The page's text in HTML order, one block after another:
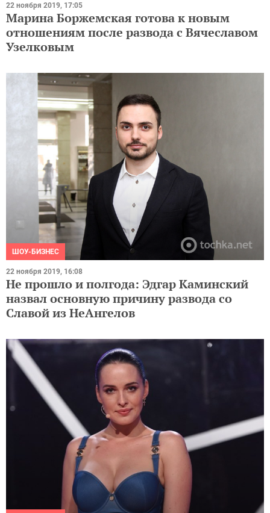
22 ноября 2019, 17:05
Марина Боржемская готова к новым
отношениям после развода с Вячеславом
Узелковым
ШОУ-БИЗНЕС
22 ноября 2019, 16:08
Не прошло и полгода: Эдгар Каминский
назвал основную причину развода со
Славой из НеАнгелов